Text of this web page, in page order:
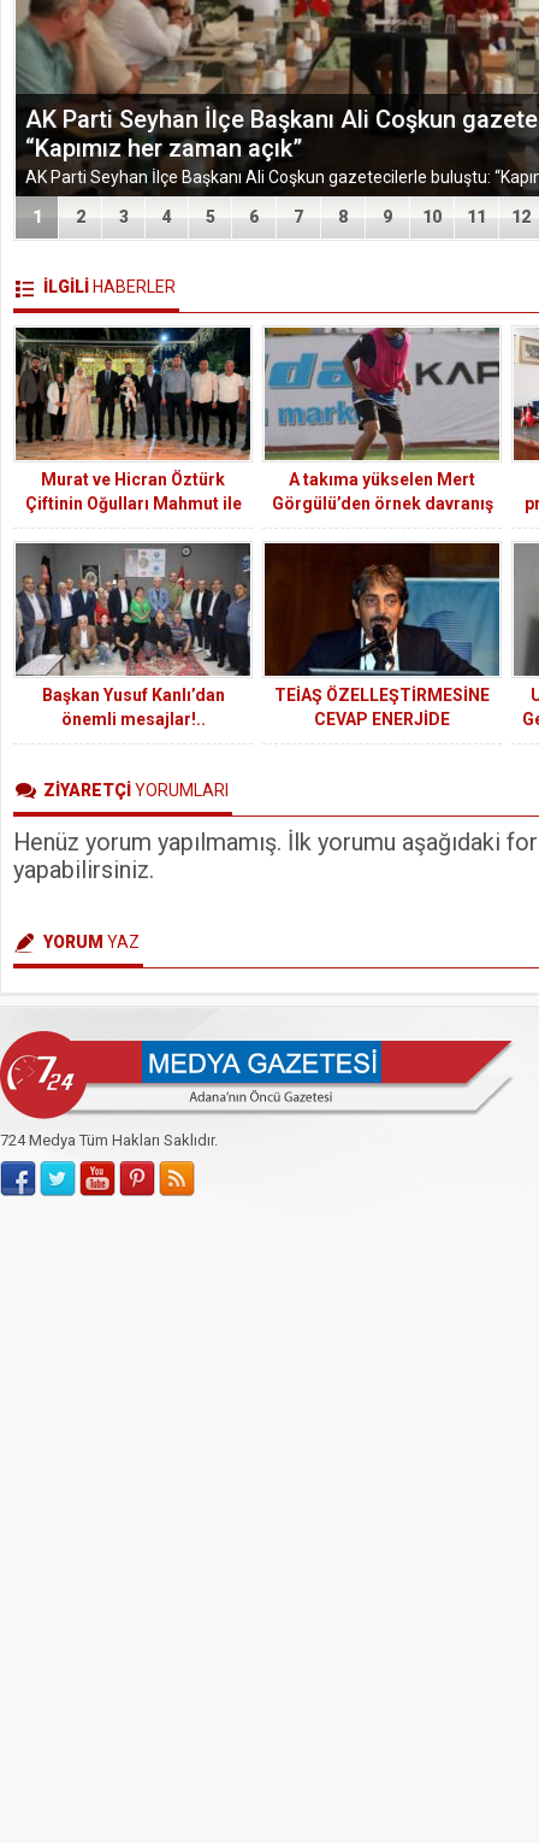
TÜGEM Adana Temmuz Ayı Toplantısında Yol
1 2 3 4 5 6 7 8 9 10 11 12
İLGİLİ HABERLER
Murat ve Hicran Öztürk
Çiftinin Oğulları Mahmut ile
Murat’ın Sünnet Merasimine
Yoğun Katılım
A takıma yükselen Mert
Görgülü’den örnek davranış
Başkan Yusuf Kanlı’dan
önemli mesajlar!..
TEİAŞ ÖZELLEŞTİRMESİNE
CEVAP ENERJİDE
KAMULAŞTIRMADIR!
ZİYARETÇİYORUMLARI
Henüz yorum yapılmamış. İlk yorumu aşağıdaki
yapabilirsiniz.
YORUM YAZ
724 Medya Tüm Hakları Saklıdır.